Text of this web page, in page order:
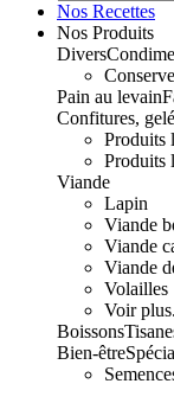
Nos Recettes
Nos Produits
Divers
Pain au levain
Confitures,
Produits
Produits
Viande
Lapin
Viande
Viande
Viande
Volailles
Voir
Boissons
Bien-être